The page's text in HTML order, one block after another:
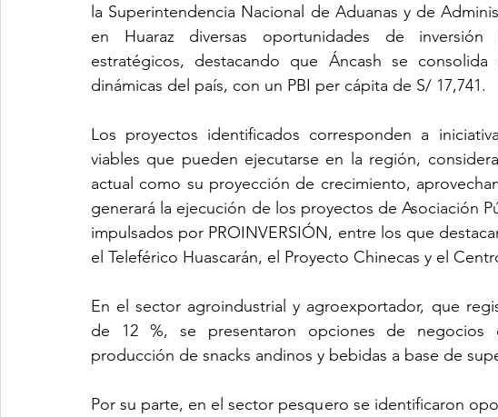
la Superintendencia Nacional de Aduanas y de
en Huaraz diversas oportunidades de
estratégicos, destacando que Áncash se
dinámicas del país, con un PBI per cápita de S/ 17,741.
Los proyectos identificados corresponden a
viables que pueden ejecutarse en la región,
actual como su proyección de crecimiento,
generará la ejecución de los proyectos de Asociación
impulsados por PROINVERSIÓN, entre los que
el Teleférico Huascarán, el Proyecto Chinecas y el
En el sector agroindustrial y agroexportador, que
de 12 %, se presentaron opciones de negocios
producción de snacks andinos y bebidas a base de
Por su parte, en el sector pesquero se identificaron